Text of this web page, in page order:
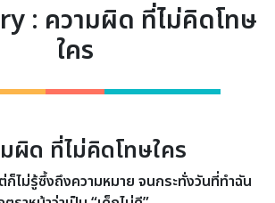
: ความผิด ที่ไม่คิดโทษ
ใคร
ผิด ที่ไม่คิดโทษใคร
ไม่รู้ซึ้งถึงความหมาย จนกระทั่งวันที่ทำฉัน